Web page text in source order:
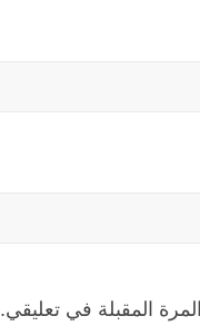
المقبلة في تعليقي.